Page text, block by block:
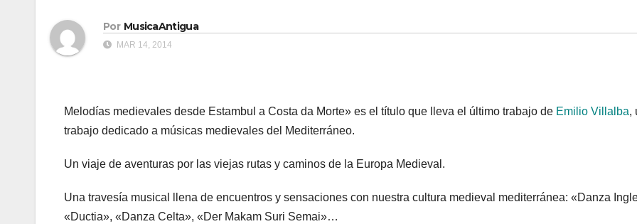
Por MusicaAntigua
MAR 14, 2014
Melodías medievales desde Estambul a Costa da Morte» es el título que lleva el último trabajo de Emilio Villalba,
trabajo dedicado a músicas medievales del Mediterráneo.
Un viaje de aventuras por las viejas rutas y caminos de la Europa Medieval.
Una travesía musical llena de encuentros y sensaciones con nuestra cultura medieval mediterránea: «Danza
«Ductia», «Danza Celta», «Der Makam Suri Semai»…